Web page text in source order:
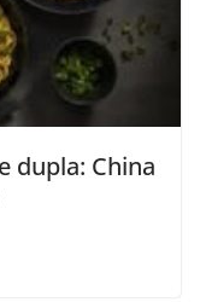
dupla: China